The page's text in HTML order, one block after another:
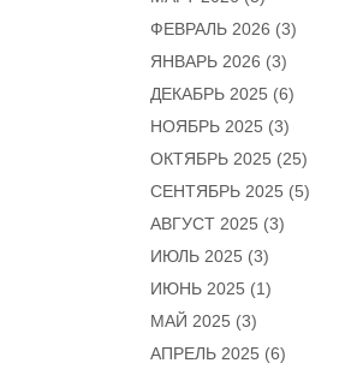
ФЕВРАЛЬ 2026 (3)
ЯНВАРЬ 2026 (3)
ДЕКАБРЬ 2025 (6)
НОЯБРЬ 2025 (3)
ОКТЯБРЬ 2025 (25)
СЕНТЯБРЬ 2025 (5)
АВГУСТ 2025 (3)
ИЮЛЬ 2025 (3)
ИЮНЬ 2025 (1)
МАЙ 2025 (3)
АПРЕЛЬ 2025 (6)